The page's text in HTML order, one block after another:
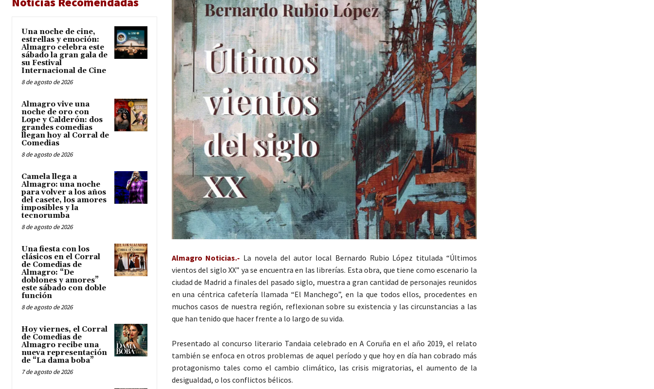
Una noche de cine,
estrellas y emoción:
Almagro celebra este
sábado la gran gala de
su Festival
Internacional de Cine
8 de agosto de 2026
Almagro vive una
noche de oro con
Lope y Calderón: dos
grandes comedias
llegan hoy al Corral de
Comedias
8 de agosto de 2026
Camela llega a
Almagro: una noche
para volver a los años
del casete, los amores
imposibles y la
tecnorumba
8 de agosto de 2026
Una fiesta con los
clásicos en el Corral
de Comedias de
Almagro: “De
doblones y amores”
este sábado con doble
función
8 de agosto de 2026
Hoy viernes, el Corral
de Comedias de
Almagro recibe una
nueva representación
de “La dama boba”
7 de agosto de 2026
Almagro Noticias.- La novela del autor local Bernardo Rubio López titulada “Últimos
vientos del siglo XX” ya se encuentra en las librerías. Esta obra, que tiene como escenario la
ciudad de Madrid a finales del pasado siglo, muestra a gran cantidad de personajes reunidos
en una céntrica cafetería llamada “El Manchego”, en la que todos ellos, procedentes en
muchos casos de nuestra región, reflexionan sobre su existencia y las circunstancias a las
que han tenido que hacer frente a lo largo de su vida.
Presentado al concurso literario Tandaia celebrado en A Coruña en el año 2019, el relato
también se enfoca en otros problemas de aquel período y que hoy en día han cobrado más
protagonismo tales como el cambio climático, las crisis migratorias, el aumento de la
desigualdad, o los conflictos bélicos.